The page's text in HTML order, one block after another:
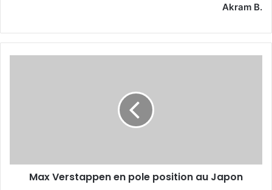
Akram B.
Max Verstappen en pole position au Japon